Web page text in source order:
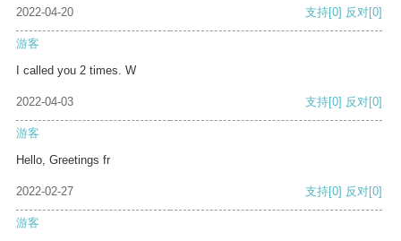
2022-04-20 支持[0] 反对[0]
游客
I called you 2 times. W
2022-04-03 支持[0] 反对[0]
游客
Hello, Greetings fr
2022-02-27 支持[0] 反对[0]
游客